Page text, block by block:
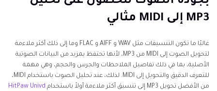
MP3 إلى MIDI مثالي
غالبًا ما تكون التنسيقات مثل WAV و AIFF و FLAC وما إلى ذلك أكثر ملاءمة
لتحويل الصوت إلى MIDI من MP3، لأنها تحتفظ بمزيد من البيانات الصوتية
الأصلية، بما في ذلك تفاصيل الملاحظات والجرس والحجم، وهي مهمة
للتعرف الدقيق والتحويل إلى MIDI. لذلك، عند تحليل الصوت باستخدام MIDI،
من الأفضل تحويل MP3 إلى تنسيق أكثر ملاءمة أولاً باستخدام
HitPaw Univd